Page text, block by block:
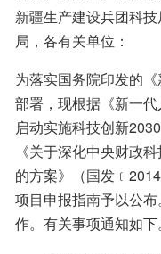
新疆生产建设兵团科
局，各有关单位：
为落实国务院印发的
部署，现根据《新一代
启动实施科技创新
《关于深化中央财政
的方案》（国发
项目申报指南予以公
作。有关事项通知如下。